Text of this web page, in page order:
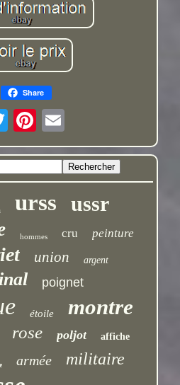
Share
urss ussr
hommes cru peinture
union argent
poignet
étoile montre
rose poljot affiche
armée militaire